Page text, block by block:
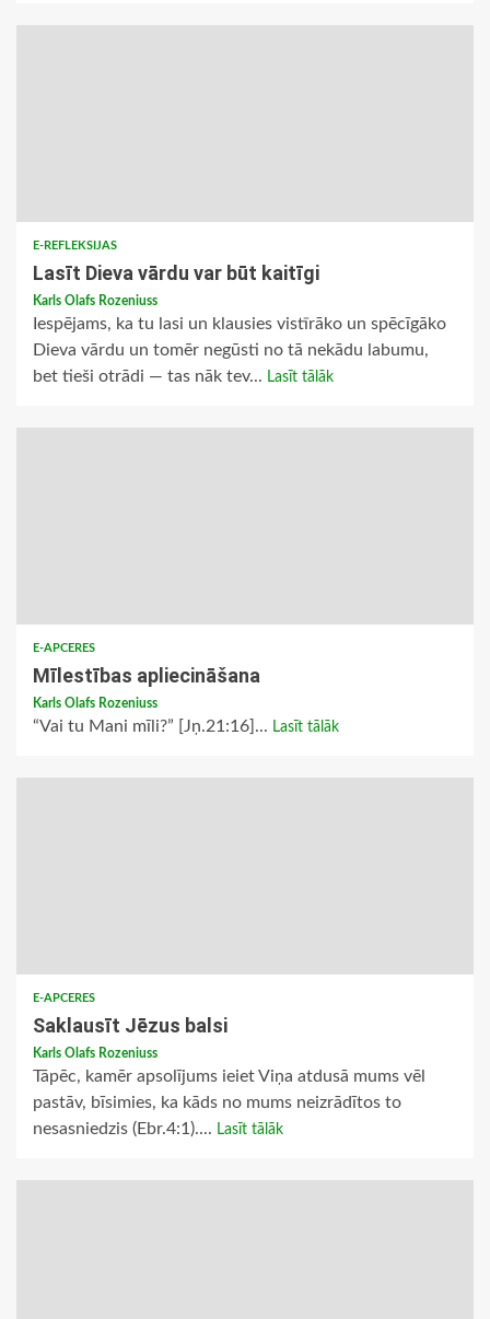
E-REFLEKSIJAS
Lasīt Dieva vārdu var būt kaitīgi
Karls Olafs Rozeniuss
Iespējams, ka tu lasi un klausies vistīrāko un spēcīgāko
Dieva vārdu un tomēr negūsti no tā nekādu labumu,
bet tieši otrādi — tas nāk tev... Lasīt tālāk
E-APCERES
Mīlestības apliecināšana
Karls Olafs Rozeniuss
“Vai tu Mani mīli?” [Jņ.21:16]... Lasīt tālāk
E-APCERES
Saklausīt Jēzus balsi
Karls Olafs Rozeniuss
Tāpēc, kamēr apsolījums ieiet Viņa atdusā mums vēl
pastāv, bīsimies, ka kāds no mums neizrādītos to
nesasniedzis (Ebr.4:1).... Lasīt tālāk